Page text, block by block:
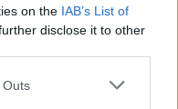
on the IAB’s List of
disclose it to other
Outs
στηνροή
και στο Instagram